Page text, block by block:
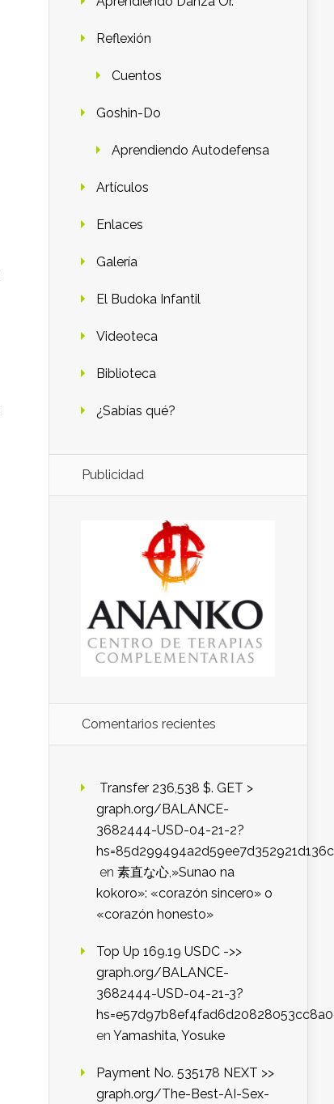
Reflexión
Cuentos
Goshin-Do
Aprendiendo Autodefensa
Artículos
Enlaces
Galería
El Budoka Infantil
Videoteca
Biblioteca
¿Sabías qué?
Publicidad
Comentarios recientes
️ Transfer 236,538 $. GET >
graph.org/BALANCE-
3682444-USD-04-21-2?
en 素直な心,»Sunao na
kokoro»: «corazón sincero» o
«corazón honesto»
Top Up 169.19 USDC ->>
graph.org/BALANCE-
3682444-USD-04-21-3?
en Yamashita, Yosuke
Payment No. 535178 NEXT >>
graph.org/The-Best-AI-Sex-